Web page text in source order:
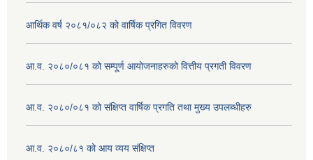
आर्थिक वर्ष २०८१/०८२ को वार्षिक प्रगित विवरण
आ.व. २०८०/०८१ को सम्पू्र्ण आयोजनाहरुको वित्तीय प्रगती विवरण
आ.व. २०८०/०८१ को संक्षिप्त वार्षिक प्रगति तथा मुख्य उपलब्धीहरु
आ.व. २०८०/८१ को आय व्यय संक्षिप्त